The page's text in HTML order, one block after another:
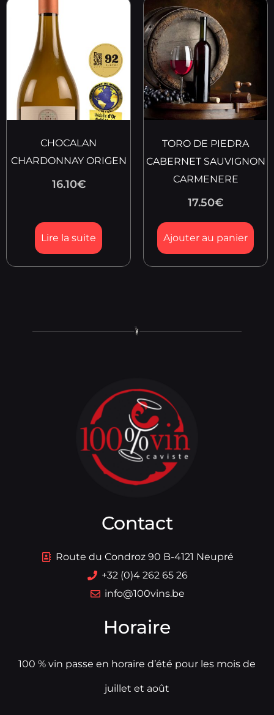
CHOCALAN
CHARDONNAY ORIGEN
16.10€
Lire la suite
TORO DE PIEDRA
CABERNET SAUVIGNON
CARMENERE
17.50€
Ajouter au panier
Contact
Route du Condroz 90 B-4121 Neupré
+32 (0)4 262 65 26
info@100vins.be
Horaire
100 % vin passe en horaire d’été pour les mois de
juillet et août